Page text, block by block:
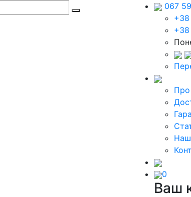
067
Про
0
Ваш